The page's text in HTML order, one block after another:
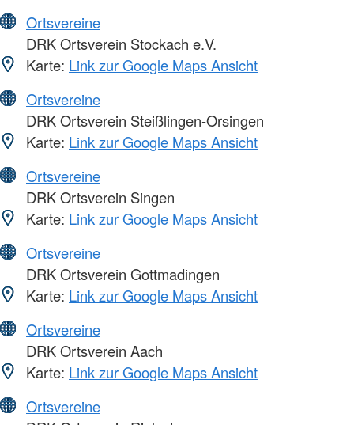
Ortsvereine
DRK Ortsverein Stockach e.V.
Karte: Link zur Google Maps Ansicht
Ortsvereine
DRK Ortsverein Steißlingen-Orsingen
Karte: Link zur Google Maps Ansicht
Ortsvereine
DRK Ortsverein Singen
Karte: Link zur Google Maps Ansicht
Ortsvereine
DRK Ortsverein Gottmadingen
Karte: Link zur Google Maps Ansicht
Ortsvereine
DRK Ortsverein Aach
Karte: Link zur Google Maps Ansicht
Ortsvereine